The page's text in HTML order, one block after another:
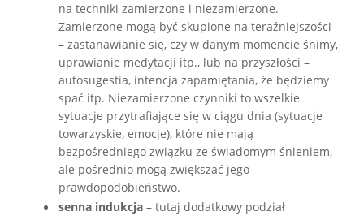
na techniki zamierzone i niezamierzone.
Zamierzone mogą być skupione na teraźniejszości
– zastanawianie się, czy w danym momencie śnimy,
uprawianie medytacji itp., lub na przyszłości –
autosugestia, intencja zapamiętania, że będziemy
spać itp. Niezamierzone czynniki to wszelkie
sytuacje przytrafiające się w ciągu dnia (sytuacje
towarzyskie, emocje), które nie mają
bezpośredniego związku ze świadomym śnieniem,
ale pośrednio mogą zwiększać jego
prawdopodobieństwo.
senna indukcja – tutaj dodatkowy podział